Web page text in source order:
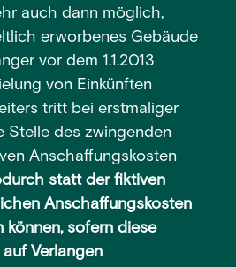
auch dann möglich,
erworbenes Gebäude
vor dem 1.1.2013
von Einkünften
tritt bei erstmaliger
Stelle des zwingenden
Anschaffungskosten
statt der fiktiven
Anschaffungskosten
können, sofern diese
Verlangen